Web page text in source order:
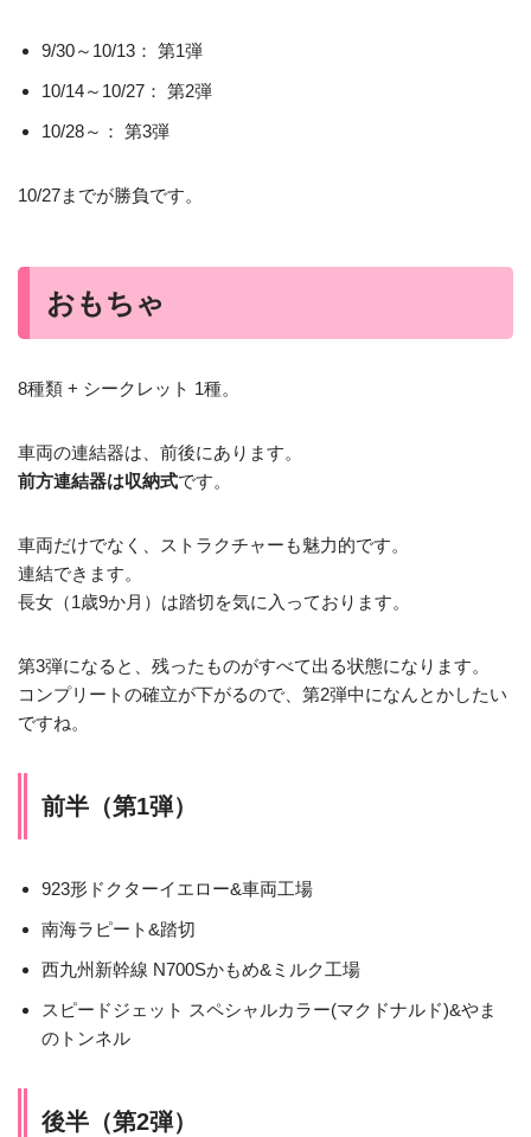
9/30～10/13： 第1弾
10/14～10/27： 第2弾
10/28～： 第3弾
10/27までが勝負です。
おもちゃ
8種類 + シークレット 1種。
車両の連結器は、前後にあります。
前方連結器は収納式です。
車両だけでなく、ストラクチャーも魅力的です。
連結できます。
長女（1歳9か月）は踏切を気に入っております。
第3弾になると、残ったものがすべて出る状態になります。
コンプリートの確立が下がるので、第2弾中になんとかしたい
ですね。
前半（第1弾）
923形ドクターイエロー&車両工場
南海ラピート&踏切
西九州新幹線 N700Sかもめ&ミルク工場
スピードジェット スペシャルカラー(マクドナルド)&やま
のトンネル
後半（第2弾）